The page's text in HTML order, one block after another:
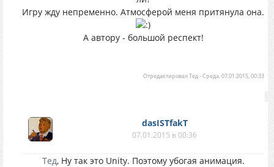
Игру жду непременно. Атмосферой меня притянула она.
А автору - большой респект!
ОтредактировалТед-Среда, 07.01.2015, 00:33
dasISTfakT
07.01.2015 в 00:36
Тед, Ну так это Unity. Поэтому убогая анимация.